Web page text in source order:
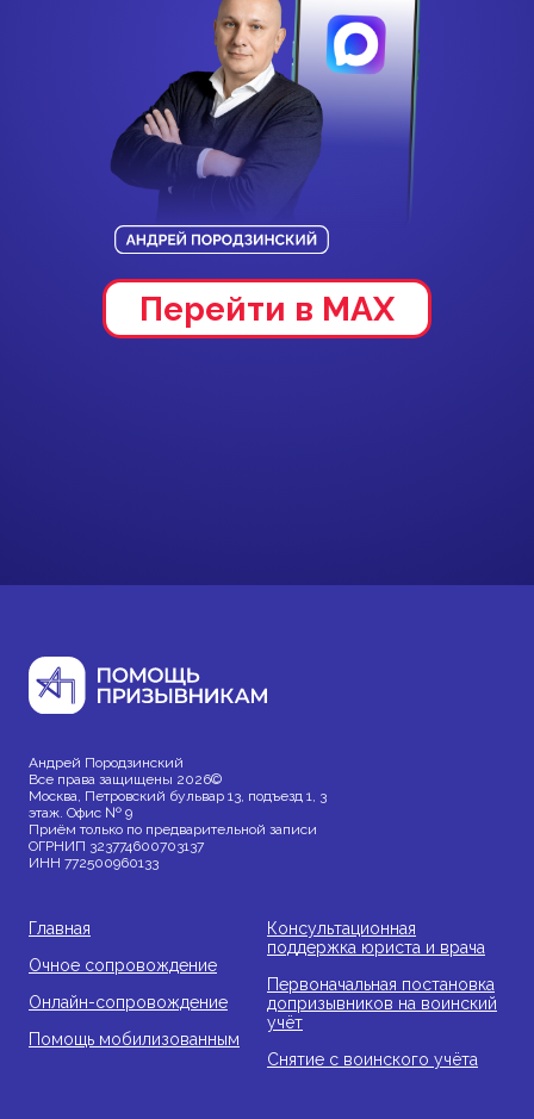
Перейти в MAX
Андрей Породзинский
Все права защищены 2026©
Москва, Петровский бульвар 13, подъезд 1, 3
этаж. Офис № 9
Приём только по предварительной записи
ОГРНИП 323774600703137
ИНН 772500960133
Главная
Очное сопровождение
Онлайн-сопровождение
Помощь мобилизованным
Консультационная
поддержка юриста и врача
Первоначальная постановка
допризывников на воинский
учёт
Снятие с воинского учёта